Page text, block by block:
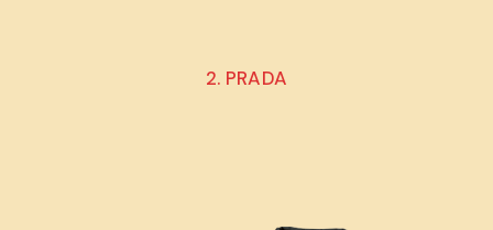
2. PRADA